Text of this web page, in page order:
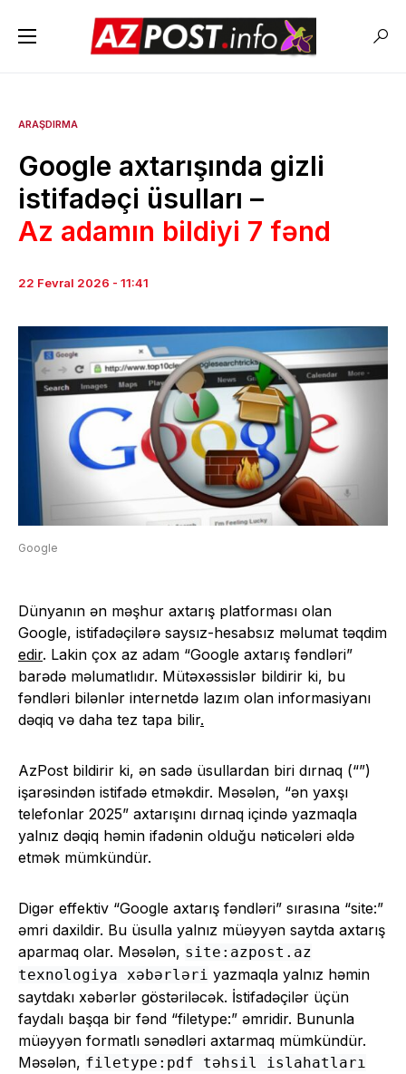
ARAŞDIRMA
Google axtarışında gizli
istifadəçi üsulları –
Az adamın bildiyi 7 fənd
22 Fevral 2026 - 11:41
Google
Dünyanın ən məşhur axtarış platforması olan
Google, istifadəçilərə saysız-hesabsız məlumat təqdim
edir. Lakin çox az adam “Google axtarış fəndləri”
barədə məlumatlıdır. Mütəxəssislər bildirir ki, bu
fəndləri bilənlər internetdə lazım olan informasiyanı
dəqiq və daha tez tapa bilir.
AzPost bildirir ki, ən sadə üsullardan biri dırnaq (“”)
işarəsindən istifadə etməkdir. Məsələn, “ən yaxşı
telefonlar 2025” axtarışını dırnaq içində yazmaqla
yalnız dəqiq həmin ifadənin olduğu nəticələri əldə
etmək mümkündür.
Digər effektiv “Google axtarış fəndləri” sırasına “site:”
əmri daxildir. Bu üsulla yalnız müəyyən saytda axtarış
aparmaq olar. Məsələn, site:azpost.az
texnologiya xəbərləri yazmaqla yalnız həmin
saytdakı xəbərlər göstəriləcək. İstifadəçilər üçün
faydalı başqa bir fənd “filetype:” əmridir. Bununla
müəyyən formatlı sənədləri axtarmaq mümkündür.
Məsələn, filetype:pdf təhsil islahatları